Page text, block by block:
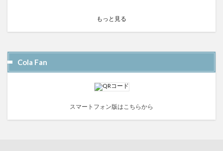
もっと見る
Cola Fan
スマートフォン版はこちらから